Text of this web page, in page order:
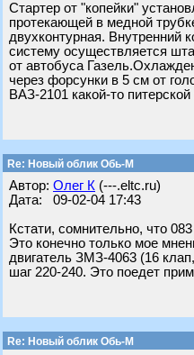
Стартер от "копейки"
протекающей в медной
двухконтурная. Внутренний
систему осуществляется
от автобуса
через форсунки в 5 см от
ВАЗ-2101 какой-то
Re: Новый облик Обь-М
Автор: Олег К (---.eltc.ru)
Дата: 09-02-04 17:43
Кстати, сомнительно, что
Это конечно только мое
двигатель ЗМЗ-4063 (16
шаг 220-240. Это поедет
Re: Новый облик Обь-М